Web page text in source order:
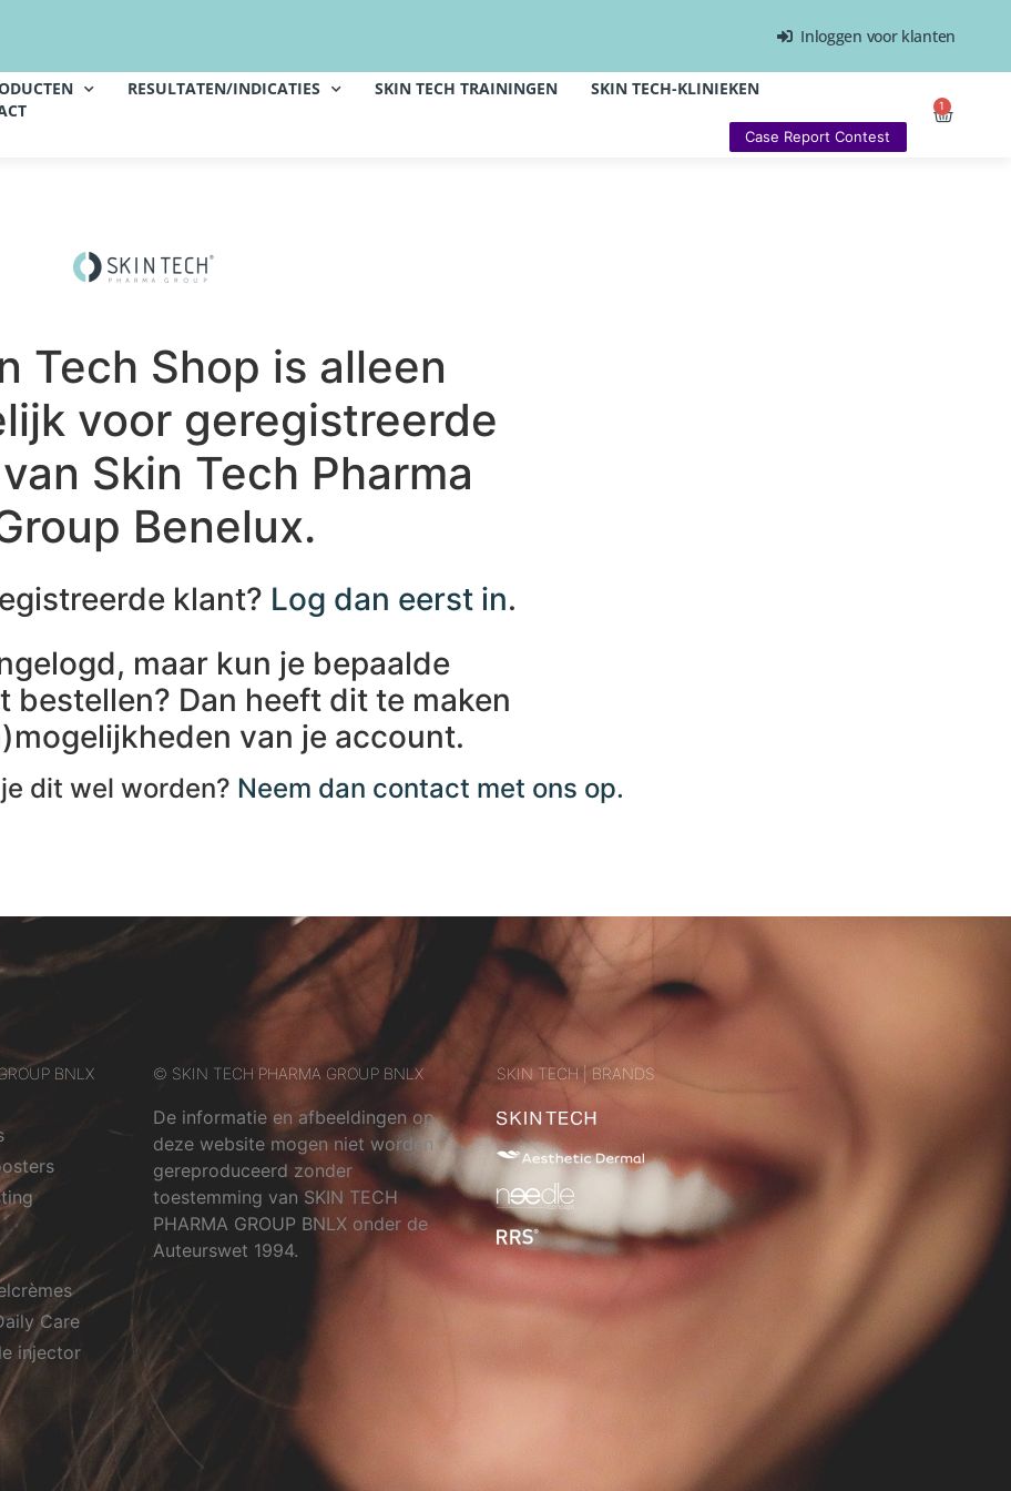
Inloggen voor klanten
RESULTATEN/INDICATIES SKIN TECH TRAININGEN
SKIN TECH-KLINIEKEN
Case Report Contest
1
Tech Shop is alleen
voor geregistreerde
Skin Tech Pharma
Benelux.
klant? Log dan eerst in.
maar kun je bepaalde
bestellen? Dan heeft dit te maken
van je account.
dit wel worden? Neem dan contact met ons op.
BNLX
Care
injector
© SKIN TECH PHARMA GROUP BNLX
De informatie en afbeeldingen op
deze website mogen niet worden
gereproduceerd zonder
toestemming van SKIN TECH
PHARMA GROUP BNLX onder de
Auteurswet 1994.
SKIN TECH | BRANDS